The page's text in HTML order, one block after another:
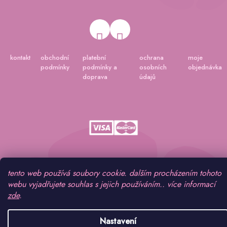
tento web používá soubory cookie. dalším procházením tohoto
webu vyjadřujete souhlas s jejich používáním.. více informací
zde.
Nastavení
kontakt
obchodní
podmínky
platební
podmínky a
doprava
ochrana
osobních
údajů
moje
objednávka
Vytvořil Shoptet | Připravil Shoptetnamiru.cz
Copyright 2026 www.peonygarden.cz. Všechna práva vyhrazena.